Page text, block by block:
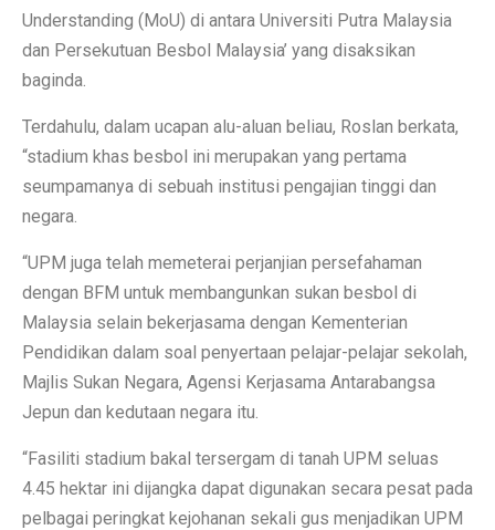
Understanding (MoU) di antara Universiti Putra Malaysia
dan Persekutuan Besbol Malaysia’ yang disaksikan
baginda.
Terdahulu, dalam ucapan alu-aluan beliau, Roslan berkata,
“stadium khas besbol ini merupakan yang pertama
seumpamanya di sebuah institusi pengajian tinggi dan
negara.
“UPM juga telah memeterai perjanjian persefahaman
dengan BFM untuk membangunkan sukan besbol di
Malaysia selain bekerjasama dengan Kementerian
Pendidikan dalam soal penyertaan pelajar-pelajar sekolah,
Majlis Sukan Negara, Agensi Kerjasama Antarabangsa
Jepun dan kedutaan negara itu.
“Fasiliti stadium bakal tersergam di tanah UPM seluas
4.45 hektar ini dijangka dapat digunakan secara pesat pada
pelbagai peringkat kejohanan sekali gus menjadikan UPM